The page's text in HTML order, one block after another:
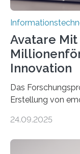
Avatare
Innovation
Das
Erstellung von
Förderung in
der Universität
24.09.2025